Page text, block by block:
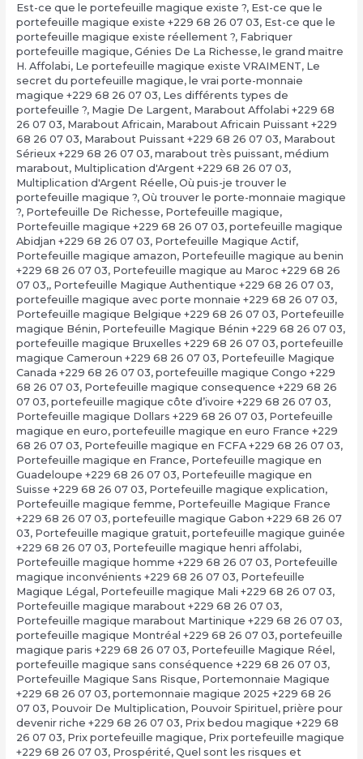
Est-ce que le portefeuille magique existe ?, Est-ce que le
portefeuille magique existe +229 68 26 07 03, Est-ce que le
portefeuille magique existe réellement ?, Fabriquer
portefeuille magique, Génies De La Richesse, le grand maitre
H. Affolabi, Le portefeuille magique existe VRAIMENT, Le
secret du portefeuille magique, le vrai porte-monnaie
magique +229 68 26 07 03, Les différents types de
portefeuille ?, Magie De Largent, Marabout Affolabi +229 68
26 07 03, Marabout Africain, Marabout Africain Puissant +229
68 26 07 03, Marabout Puissant +229 68 26 07 03, Marabout
Sérieux +229 68 26 07 03, marabout très puissant, médium
marabout, Multiplication d'Argent +229 68 26 07 03,
Multiplication d'Argent Réelle, Où puis-je trouver le
portefeuille magique ?, Où trouver le porte-monnaie magique
?, Portefeuille De Richesse, Portefeuille magique,
Portefeuille magique +229 68 26 07 03, portefeuille magique
Abidjan +229 68 26 07 03, Portefeuille Magique Actif,
Portefeuille magique amazon, Portefeuille magique au benin
+229 68 26 07 03, Portefeuille magique au Maroc +229 68 26
07 03,, Portefeuille Magique Authentique +229 68 26 07 03,
portefeuille magique avec porte monnaie +229 68 26 07 03,
Portefeuille magique Belgique +229 68 26 07 03, Portefeuille
magique Bénin, Portefeuille Magique Bénin +229 68 26 07 03,
portefeuille magique Bruxelles +229 68 26 07 03, portefeuille
magique Cameroun +229 68 26 07 03, Portefeuille Magique
Canada +229 68 26 07 03, portefeuille magique Congo +229
68 26 07 03, Portefeuille magique consequence +229 68 26
07 03, portefeuille magique côte d’ivoire +229 68 26 07 03,
Portefeuille magique Dollars +229 68 26 07 03, Portefeuille
magique en euro, portefeuille magique en euro France +229
68 26 07 03, Portefeuille magique en FCFA +229 68 26 07 03,
Portefeuille magique en France, Portefeuille magique en
Guadeloupe +229 68 26 07 03, Portefeuille magique en
Suisse +229 68 26 07 03, Portefeuille magique explication,
Portefeuille magique femme, Portefeuille Magique France
+229 68 26 07 03, portefeuille magique Gabon +229 68 26 07
03, Portefeuille magique gratuit, portefeuille magique guinée
+229 68 26 07 03, Portefeuille magique henri affolabi,
Portefeuille magique homme +229 68 26 07 03, Portefeuille
magique inconvénients +229 68 26 07 03, Portefeuille
Magique Légal, Portefeuille magique Mali +229 68 26 07 03,
Portefeuille magique marabout +229 68 26 07 03,
Portefeuille magique marabout Martinique +229 68 26 07 03,
portefeuille magique Montréal +229 68 26 07 03, portefeuille
magique paris +229 68 26 07 03, Portefeuille Magique Réel,
portefeuille magique sans conséquence +229 68 26 07 03,
Portefeuille Magique Sans Risque, Portemonnaie Magique
+229 68 26 07 03, portemonnaie magique 2025 +229 68 26
07 03, Pouvoir De Multiplication, Pouvoir Spirituel, prière pour
devenir riche +229 68 26 07 03, Prix bedou magique +229 68
26 07 03, Prix portefeuille magique, Prix portefeuille magique
+229 68 26 07 03, Prospérité, Quel sont les risques et